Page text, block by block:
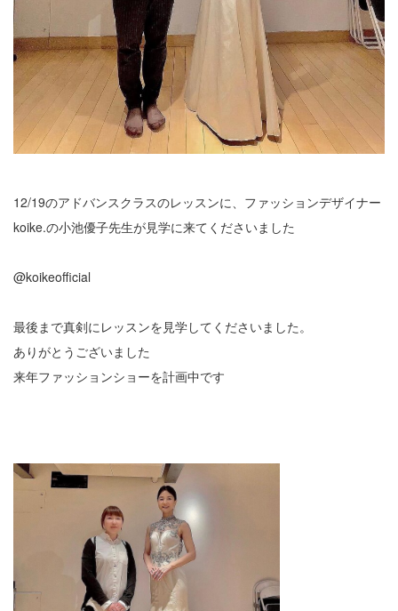
12/19のアドバンスクラスのレッスンに、ファッションデザイナー
koike.の小池優子先生が見学に来てくださいました
@koikeofficial
最後まで真剣にレッスンを見学してくださいました。
ありがとうございました
来年ファッションショーを計画中です